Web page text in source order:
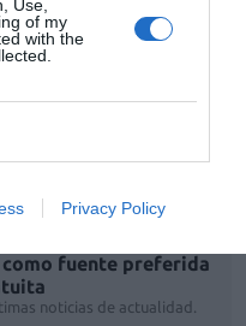
Use,
of my
with the
Privacy Policy
de la prescripción.
falsificaciones.
la dispensación en
como fuente preferida
noticias de actualidad.